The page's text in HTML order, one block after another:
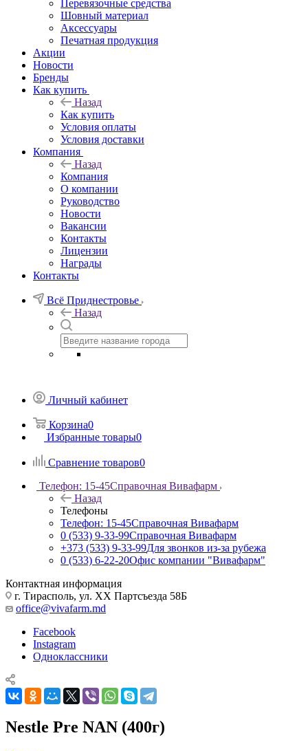
Перевязочные средства
Шовный материал
Аксессуары
Печатная продукция
Акции
Новости
Бренды
Как купить
Назад
Как купить
Условия оплаты
Условия доставки
Компания
Назад
Компания
О компании
Руководство
Новости
Вакансии
Контакты
Лицензии
Награды
Контакты
Всё Приднестровье
Назад
Личный кабинет
Корзина0
Избранные товары0
Сравнение товаров0
Телефон: 15-45Справочная Вивафарм
Назад
Телефоны
Телефон: 15-45Справочная Вивафарм
0 (533) 9-33-99Справочная Вивафарм
+373 (533) 9-33-99Для звонков из-за рубежа
0 (533) 6-22-20Офис компании "Вивафарм"
Контактная информация
г. Тирасполь, ул. ХХ Партсъезда 58Б
office@vivafarm.md
Facebook
Instagram
Одноклассники
Nestle Pre NAN (400г)